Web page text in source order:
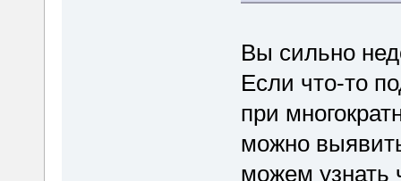
Вы сильно
Если что-то
при
можно
можем узнать